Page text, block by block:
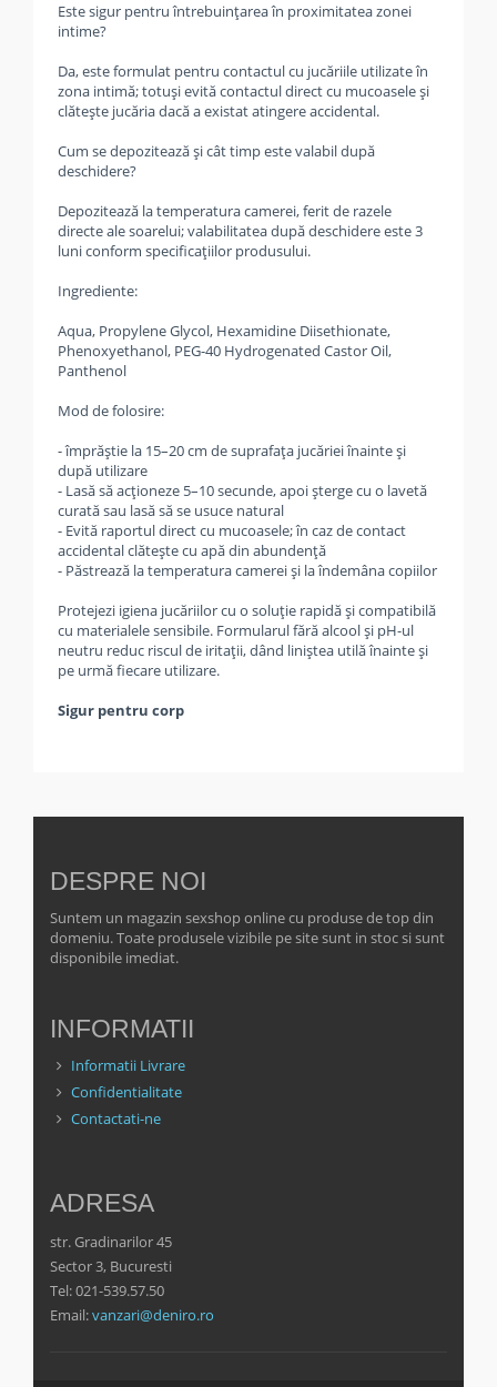
Este sigur pentru întrebuințarea în proximitatea zonei
intime?
Da, este formulat pentru contactul cu jucăriile utilizate în
zona intimă; totuși evită contactul direct cu mucoasele și
clătește jucăria dacă a existat atingere accidental.
Cum se depozitează și cât timp este valabil după
deschidere?
Depozitează la temperatura camerei, ferit de razele
directe ale soarelui; valabilitatea după deschidere este 3
luni conform specificațiilor produsului.
Ingrediente:
Aqua, Propylene Glycol, Hexamidine Diisethionate,
Phenoxyethanol, PEG-40 Hydrogenated Castor Oil,
Panthenol
Mod de folosire:
- împrăștie la 15–20 cm de suprafața jucăriei înainte și
după utilizare
- Lasă să acționeze 5–10 secunde, apoi șterge cu o lavetă
curată sau lasă să se usuce natural
- Evită raportul direct cu mucoasele; în caz de contact
accidental clătește cu apă din abundență
- Păstrează la temperatura camerei și la îndemâna copiilor
Protejezi igiena jucăriilor cu o soluție rapidă și compatibilă
cu materialele sensibile. Formularul fără alcool și pH-ul
neutru reduc riscul de iritații, dând liniștea utilă înainte și
pe urmă fiecare utilizare.
Sigur pentru corp
DESPRE NOI
Suntem un magazin sexshop online cu produse de top din
domeniu. Toate produsele vizibile pe site sunt in stoc si sunt
disponibile imediat.
INFORMATII
Informatii Livrare
Confidentialitate
Contactati-ne
ADRESA
str. Gradinarilor 45
Sector 3, Bucuresti
Tel: 021-539.57.50
Email:vanzari@deniro.ro